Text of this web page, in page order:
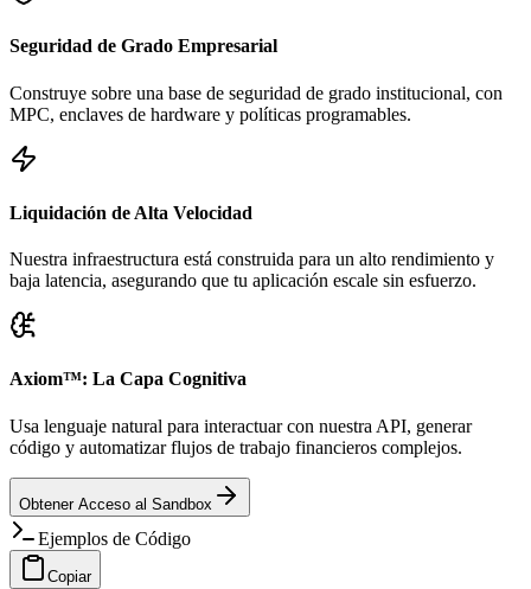
Seguridad de Grado Empresarial
Construye sobre una base de seguridad de grado institucional, con
MPC, enclaves de hardware y políticas programables.
Liquidación de Alta Velocidad
Nuestra infraestructura está construida para un alto rendimiento y
baja latencia, asegurando que tu aplicación escale sin esfuerzo.
Axiom™: La Capa Cognitiva
Usa lenguaje natural para interactuar con nuestra API, generar
código y automatizar flujos de trabajo financieros complejos.
Obtener Acceso al Sandbox
Ejemplos de Código
Copiar